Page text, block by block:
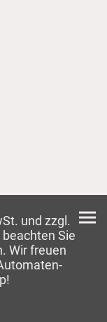
und zzgl.
Sie
Wir freuen